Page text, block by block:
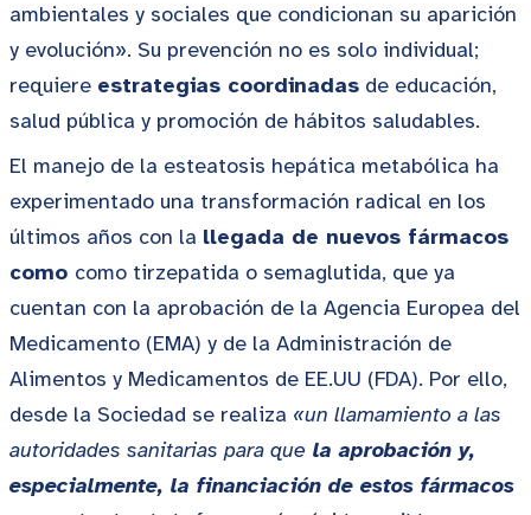
ambientales y sociales que condicionan su aparición
y evolución». Su prevención no es solo individual;
requiere estrategias coordinadas de educación,
salud pública y promoción de hábitos saludables.
El manejo de la esteatosis hepática metabólica ha
experimentado una transformación radical en los
últimos años con la llegada de nuevos fármacos
como como tirzepatida o semaglutida, que ya
cuentan con la aprobación de la Agencia Europea del
Medicamento (EMA) y de la Administración de
Alimentos y Medicamentos de EE.UU (FDA). Por ello,
desde la Sociedad se realiza «un llamamiento a las
autoridades sanitarias para que la aprobación y,
especialmente, la financiación de estos fármacos